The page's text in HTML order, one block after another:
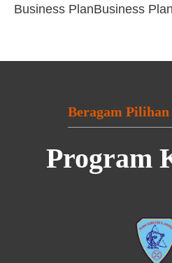
Business PlanBusiness Plan
Beragam
Program